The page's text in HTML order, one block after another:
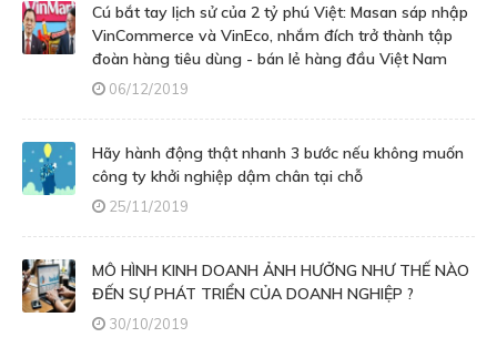
Cú bắt tay lịch sử của 2 tỷ phú Việt: Masan sáp nhập
VinCommerce và VinEco, nhắm đích trở thành tập
đoàn hàng tiêu dùng - bán lẻ hàng đầu Việt Nam
06/12/2019
Hãy hành động thật nhanh 3 bước nếu không muốn
công ty khởi nghiệp dậm chân tại chỗ
25/11/2019
MÔ HÌNH KINH DOANH ẢNH HƯỞNG NHƯ THẾ NÀO
ĐẾN SỰ PHÁT TRIỂN CỦA DOANH NGHIỆP ?
30/10/2019